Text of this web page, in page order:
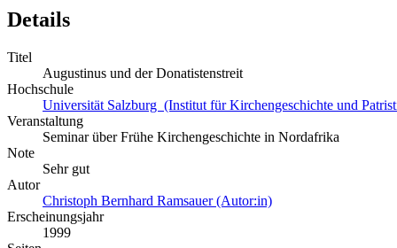
Details
Titel
Augustinus und der Donatistenstreit
Hochschule
Universität Salzburg (Institut für Kirchengeschichte und
Veranstaltung
Seminar über Frühe Kirchengeschichte in Nordafrika
Note
Sehr gut
Autor
Christoph Bernhard Ramsauer (Autor:in)
Erscheinungsjahr
1999